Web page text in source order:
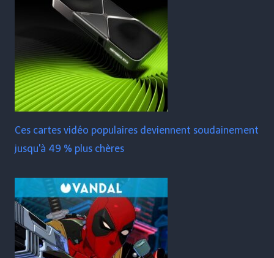
Ces cartes vidéo populaires deviennent soudainement
jusqu'à 49 % plus chères